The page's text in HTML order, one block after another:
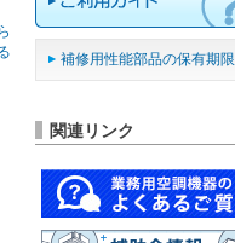
補修用性能部品の保有期限
関連リンク